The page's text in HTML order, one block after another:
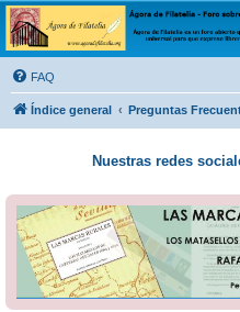
Ágora de Filatelia
Foro sobre filatelia o sobre lo que se tercie.
ofrece a la comunidad filatélica universal
conocimientos
FAQ
Índice general Preguntas
Nuestras redes